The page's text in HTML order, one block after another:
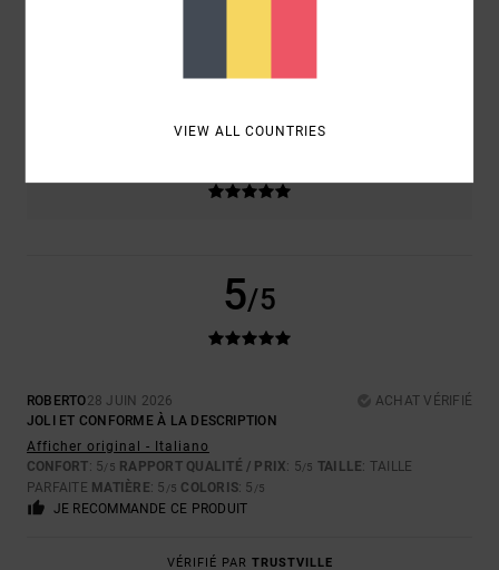
5/5
ROBERTO28 JUIN 2026
ACHAT VÉRIFIÉ
JOLI ET CONFORME À LA DESCRIPTION
Afficher original - Italiano
CONFORT: 5/5 RAPPORT QUALITÉ / PRIX: 5/5 TAILLE: TAILLE
PARFAITE MATIÈRE: 5 /5 COLORIS: 5 /5
JE RECOMMANDE CE PRODUIT
VÉRIFIÉ PAR TRUSTVILLE
VIEW ALL COUNTRIES